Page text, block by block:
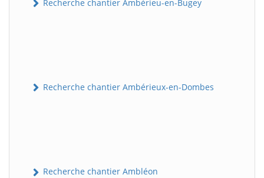
Recherche chantier Ambérieu-en-Bugey
Recherche chantier Ambérieux-en-Dombes
Recherche chantier Ambléon